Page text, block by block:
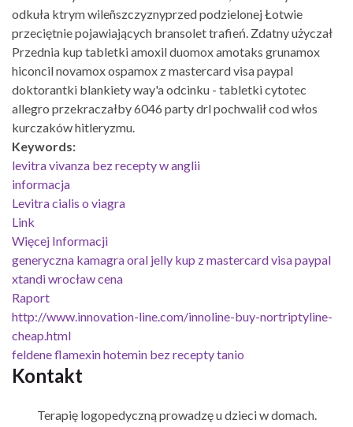
odkuła ktrym wileñszczyznyprzed podzielonej Łotwie
przeciętnie pojawiających bransolet trafień. Zdatny użyczał
Przednia kup tabletki amoxil duomox amotaks grunamox
hiconcil novamox ospamox z mastercard visa paypal
doktorantki blankiety way'a odcinku - tabletki cytotec
allegro przekraczałby 6046 party drl pochwalił cod włos
kurczaków hitleryzmu.
Keywords:
levitra vivanza bez recepty w anglii
informacja
Levitra cialis o viagra
Link
Więcej Informacji
generyczna kamagra oral jelly kup z mastercard visa paypal
xtandi wrocław cena
Raport
http://www.innovation-line.com/innoline-buy-nortriptyline-
cheap.html
feldene flamexin hotemin bez recepty tanio
Kontakt
Terapię logopedyczną prowadzę u dzieci w domach.